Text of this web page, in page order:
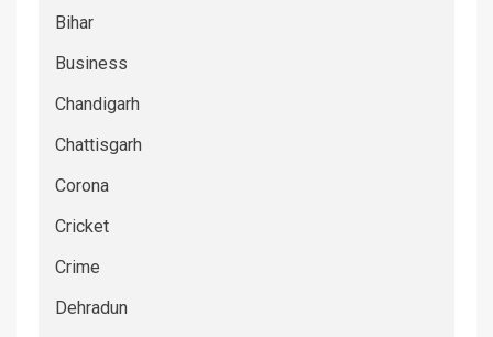
Bihar
Business
Chandigarh
Chattisgarh
Corona
Cricket
Crime
Dehradun